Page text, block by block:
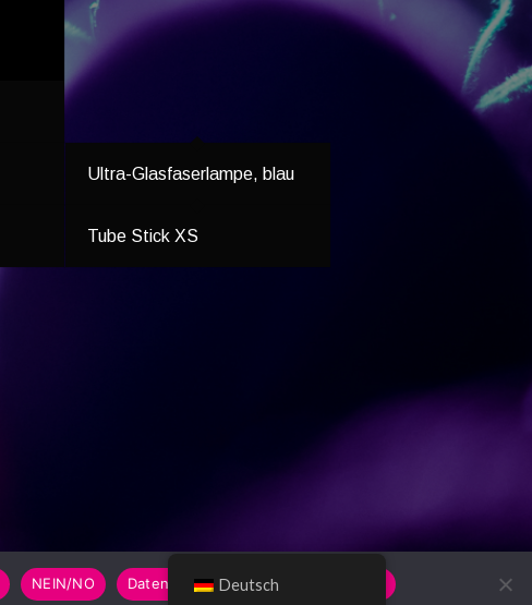
Ultra-Glasfaserlampe, blau
Tube Stick XS
Deutsch
NEIN/NO Datenschutzerklärung/Privacy Policy